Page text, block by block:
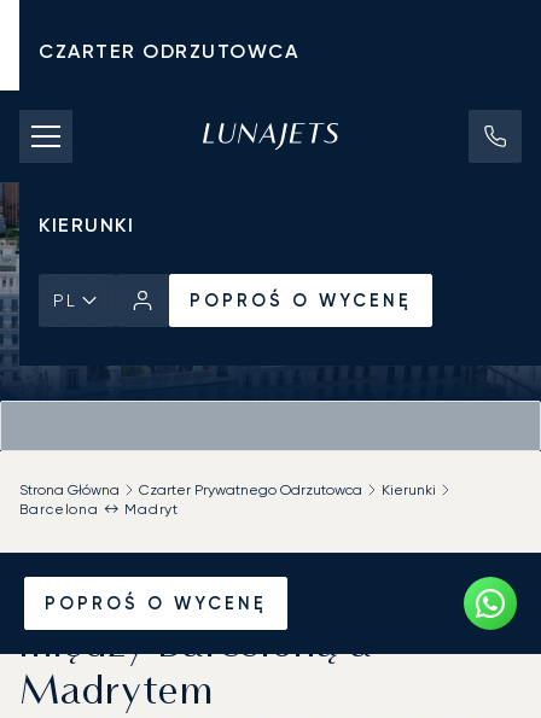
CZARTER ODRZUTOWCA
KOSZTY CZARTERU
PRYWATNE ODRZUTOWCE
KIERUNKI
PL POPROŚ O WYCENĘ
POPROŚ O WYCENĘ
Strona Główna Czarter Prywatnego Odrzutowca
Kierunki
Barcelona ↔ Madryt
Wynajmij jet prywatny
między Barceloną a
Madrytem